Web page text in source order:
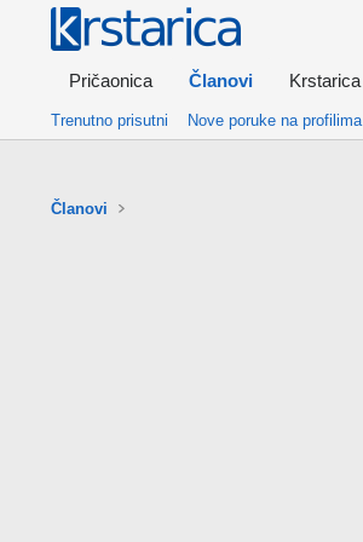
Pričaonica Članovi Krstarica
Trenutno prisutni Nove poruke na profilima
Članovi